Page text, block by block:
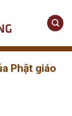
Phật giáo